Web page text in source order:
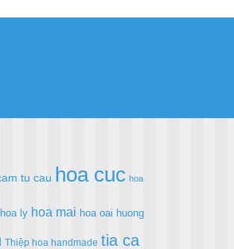
tu cau hoa cuc hoa
hoa ly hoa mai hoa oai huong
Thiệp hoa handmade tia ca